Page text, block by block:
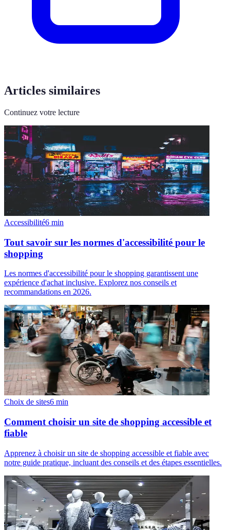
Articles similaires
Continuez votre lecture
Accessibilité6 min
Tout savoir sur les normes d'accessibilité pour le
shopping
Les normes d'accessibilité pour le shopping garantissent une
expérience d'achat inclusive. Explorez nos conseils et
recommandations en 2026.
Choix de sites6 min
Comment choisir un site de shopping accessible et
fiable
Apprenez à choisir un site de shopping accessible et fiable avec
notre guide pratique, incluant des conseils et des étapes essentielles.